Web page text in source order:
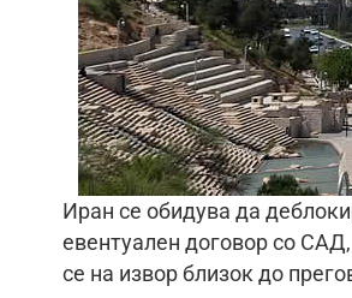
Иран се обидува да
евентуален договор со САД,
се на извор близок до